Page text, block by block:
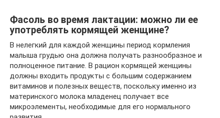
Фасоль во время лактации: можно ли ее
употреблять кормящей женщине?
В нелегкий для каждой женщины период кормления
малыша грудью она должна получать разнообразное и
полноценное питание. В рацион кормящей женщины
должны входить продукты с большим содержанием
витаминов и полезных веществ, поскольку именно из
материнского молока младенец получает все
микроэлементы, необходимые для его нормального